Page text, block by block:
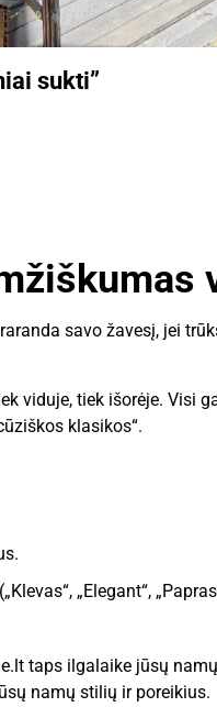
sukti”
savo žavesį, jei
viduje, tiek išorėje. Visi
klasikos“.
„Elegant“,
taps ilgalaike jūsų
namų stilių ir poreikius.